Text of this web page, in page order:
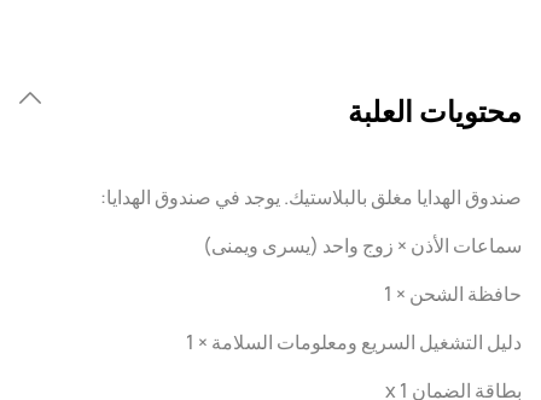
محتويات العلبة
صندوق الهدايا مغلق بالبلاستيك. يوجد في صندوق الهدايا:
سماعات الأذن × زوج واحد (يسرى ويمنى)
حافظة الشحن × 1
دليل التشغيل السريع ومعلومات السلامة × 1
بطاقة الضمان x 1